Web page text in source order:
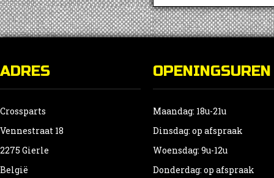
ADRES
Crossparts
Vennestraat 18
2275 Gierle
België
OPENINGSUREN
Maandag: 18u-21u
Dinsdag: op afspraak
Woensdag: 9u-12u
Donderdag: op afspraak